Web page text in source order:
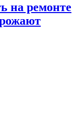
на ремонте